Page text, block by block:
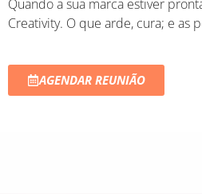
Quando a sua marca estiver
Creativity. O que arde, cura; e as
AGENDAR REUNIÃO